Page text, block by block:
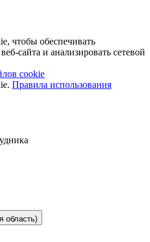
чтобы обеспечивать
сайта и анализировать сетевой
cookie
Правила использования
область)